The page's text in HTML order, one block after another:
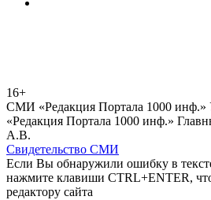
16+
СМИ «Редакция Портала 1000
«Редакция Портала 1000 инф.»
А.В.
Свидетельство СМИ
Если Вы обнаружили ошибку в
нажмите клавиши CTRL+ENTER,
редактору сайта